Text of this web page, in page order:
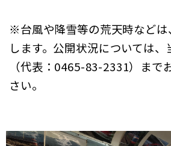
※台風や降雪等の荒天時などは
します。公開状況については
（代表：0465-83-2331）まで
さい。